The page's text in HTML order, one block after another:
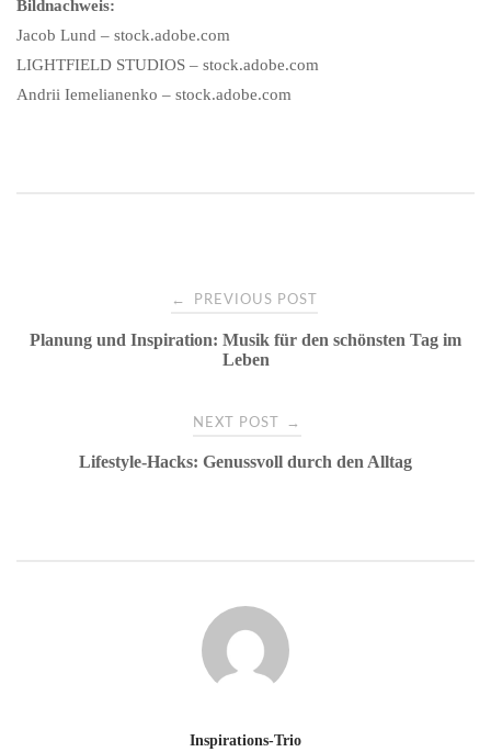
Bildnachweis:
Jacob Lund – stock.adobe.com
LIGHTFIELD STUDIOS – stock.adobe.com
Andrii Iemelianenko – stock.adobe.com
navigation
← PREVIOUS POST
Planung und Inspiration: Musik für den schönsten Tag im
Leben
NEXT POST →
Lifestyle-Hacks: Genussvoll durch den Alltag
Inspirations-Trio